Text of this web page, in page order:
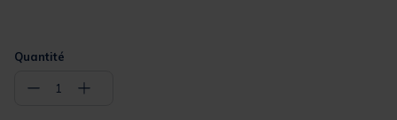
Quantité
− 1 +